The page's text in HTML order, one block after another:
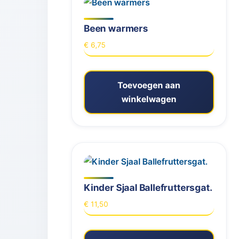
Been warmers
€ 6,75
Toevoegen aan
winkelwagen
Kinder Sjaal Ballefruttersgat.
€ 11,50